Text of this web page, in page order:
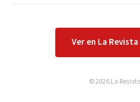
Ver en La
© 2026 La